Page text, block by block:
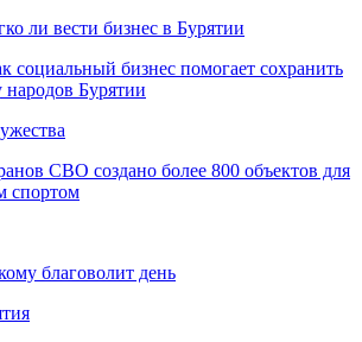
ли вести бизнес в Бурятии
социальный бизнес помогает сохранить
народов Бурятии
СВО создано более 800 объектов для
спортом
благоволит день